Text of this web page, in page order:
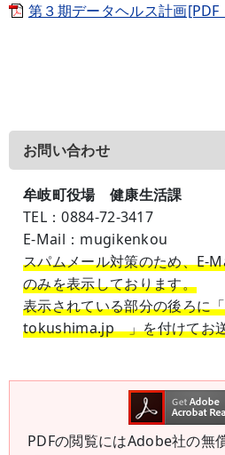
第３期データヘルス計画
お問い合わせ
牟岐町役場 健康生活課
TEL：0884-72-3417
E-Mail ：mugikenkou
スパムメール対策のため、E-
のみを表示しております。
表示されている部分の後ろ
tokushima.jp 」を付けてお
PDFの閲覧にはAdobe社の無